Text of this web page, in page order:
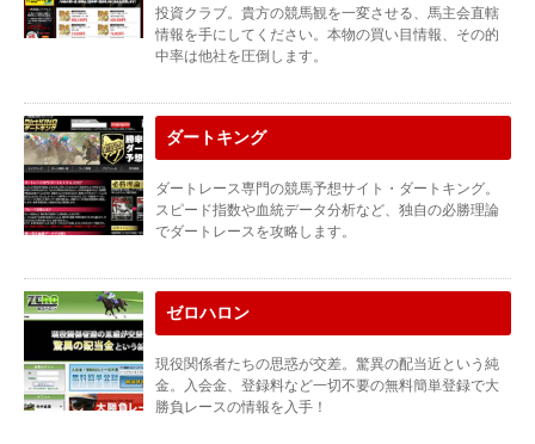
投資クラブ。貴方の競馬観を一変させる、馬主会直轄
情報を手にしてください。本物の買い目情報、その的
中率は他社を圧倒します。
ダートキング
ダートレース専門の競馬予想サイト・ダートキング。
スピード指数や血統データ分析など、独自の必勝理論
でダートレースを攻略します。
ゼロハロン
現役関係者たちの思惑が交差。驚異の配当近という純
金。入会金、登録料など一切不要の無料簡単登録で大
勝負レースの情報を入手！